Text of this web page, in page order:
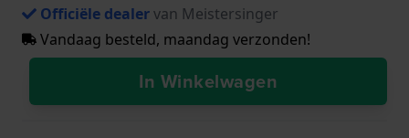
Officiële dealervan Meistersinger
Vandaag besteld, maandag verzonden!
In Winkelwagen